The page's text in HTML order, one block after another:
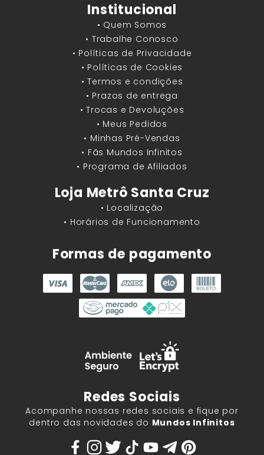
Institucional
• Quem Somos
• Trabalhe Conosco
• Políticas de Privacidade
• Políticas de Cookies
• Termos e condições
• Prazos de entrega
• Trocas e Devoluções
• Meus Pedidos
• Minhas Pré-Vendas
• Fãs Mundos Infinitos
• Programa de Afiliados
Loja Metrô Santa Cruz
• Localização
• Horários de Funcionamento
Formas de pagamento
Redes Sociais
Acompanhe nossas redes sociais e fique por
dentro das novidades do Mundos Infinitos